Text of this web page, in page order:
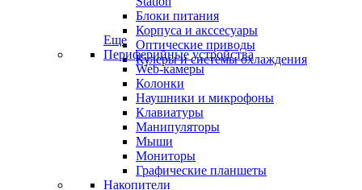
Блоки питания
Корпуса и акссесуары
Оптические приводы
Кулеры и системы охлаждения
Еще
Периферийные устройства
Web-камеры
Колонки
Наушники и микрофоны
Клавиатуры
Манипуляторы
Мыши
Мониторы
Графические планшеты
Накопители